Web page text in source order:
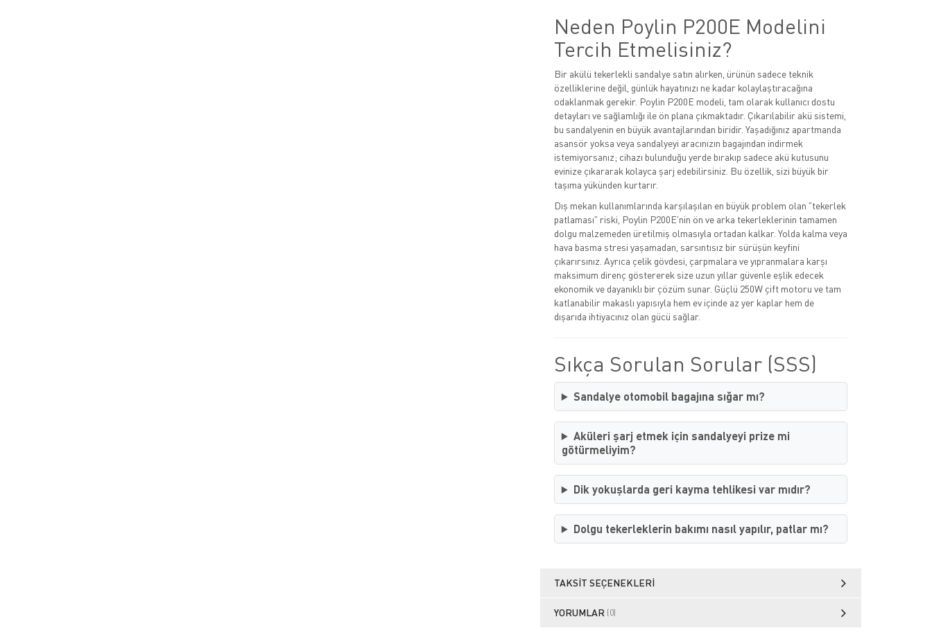
Neden Poylin P200E Modelini
Tercih Etmelisiniz?
Bir akülü tekerlekli sandalye satın alırken, ürünün sadece teknik
özelliklerine değil, günlük hayatınızı ne kadar kolaylaştıracağına
odaklanmak gerekir. Poylin P200E modeli, tam olarak kullanıcı dostu
detayları ve sağlamlığı ile ön plana çıkmaktadır. Çıkarılabilir akü sistemi,
bu sandalyenin en büyük avantajlarından biridir. Yaşadığınız apartmanda
asansör yoksa veya sandalyeyi aracınızın bagajından indirmek
istemiyorsanız; cihazı bulunduğu yerde bırakıp sadece akü kutusunu
evinize çıkararak kolayca şarj edebilirsiniz. Bu özellik, sizi büyük bir
taşıma yükünden kurtarır.
Dış mekan kullanımlarında karşılaşılan en büyük problem olan "tekerlek
patlaması" riski, Poylin P200E'nin ön ve arka tekerleklerinin tamamen
dolgu malzemeden üretilmiş olmasıyla ortadan kalkar. Yolda kalma veya
hava basma stresi yaşamadan, sarsıntısız bir sürüşün keyfini
çıkarırsınız. Ayrıca çelik gövdesi, çarpmalara ve yıpranmalara karşı
maksimum direnç göstererek size uzun yıllar güvenle eşlik edecek
ekonomik ve dayanıklı bir çözüm sunar. Güçlü 250W çift motoru ve tam
katlanabilir makaslı yapısıyla hem ev içinde az yer kaplar hem de
dışarıda ihtiyacınız olan gücü sağlar.
Sıkça Sorulan Sorular (SSS)
Sandalye otomobil bagajına sığar mı?
Aküleri şarj etmek için sandalyeyi prize mi
götürmeliyim?
Dik yokuşlarda geri kayma tehlikesi var mıdır?
Dolgu tekerleklerin bakımı nasıl yapılır, patlar mı?
TAKSIT SEÇENEKLERI
YORUMLAR (0)